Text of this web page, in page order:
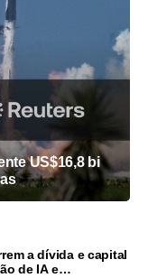
US$16,8 bi
a dívida e capital
de IA e